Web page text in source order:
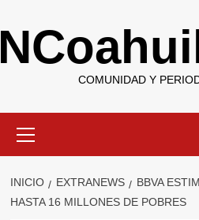
al
contenido
COMUNIDAD Y
primario
INICIO EXTRANEWS
BBVA
HASTA 16 MILLONES DE POBRES